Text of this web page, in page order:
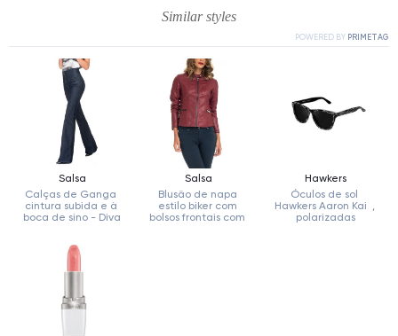
Similar styles